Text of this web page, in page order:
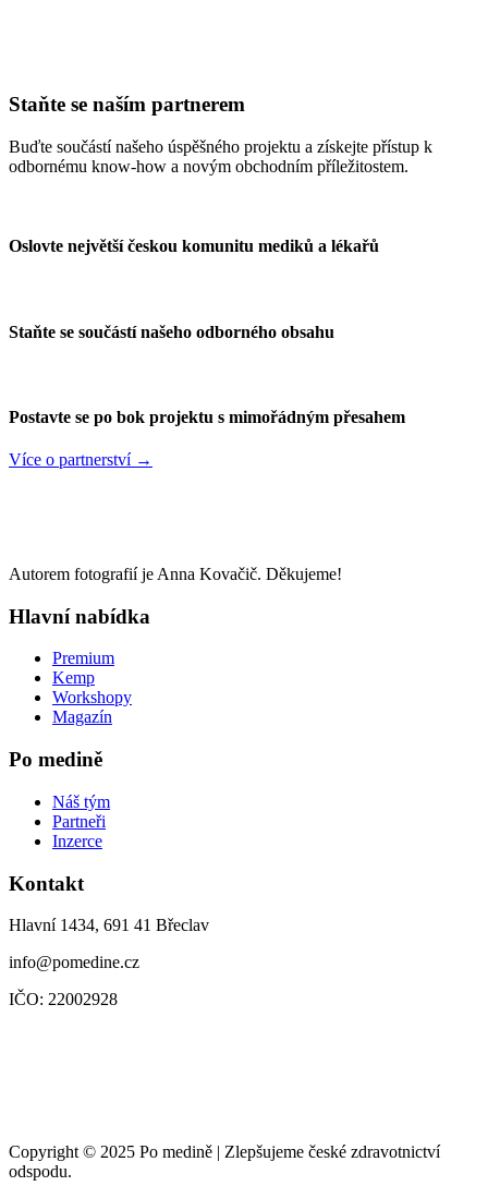
Staňte se naším partnerem
Buďte součástí našeho úspěšného projektu a získejte přístup k
odbornému know-how a novým obchodním příležitostem.
Oslovte největší českou komunitu mediků a lékařů
Staňte se součástí našeho odborného obsahu
Postavte se po bok projektu s mimořádným přesahem
Více o partnerství →
Autorem fotografií je Anna Kovačič. Děkujeme!
Hlavní nabídka
Premium
Kemp
Workshopy
Magazín
Po medině
Náš tým
Partneři
Inzerce
Kontakt
Hlavní 1434, 691 41 Břeclav
info@pomedine.cz
IČO: 22002928
Copyright © 2025 Po medině | Zlepšujeme české zdravotnictví
odspodu.